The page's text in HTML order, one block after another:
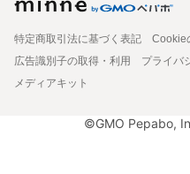
特定商取引法に基づく表記
Cookie
広告識別子の取得・利用
プライバ
メディアキット
©GMO Pepabo,